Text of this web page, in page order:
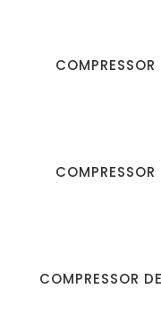
COMPRESSOR
COMPRESSOR
COMPRESSOR